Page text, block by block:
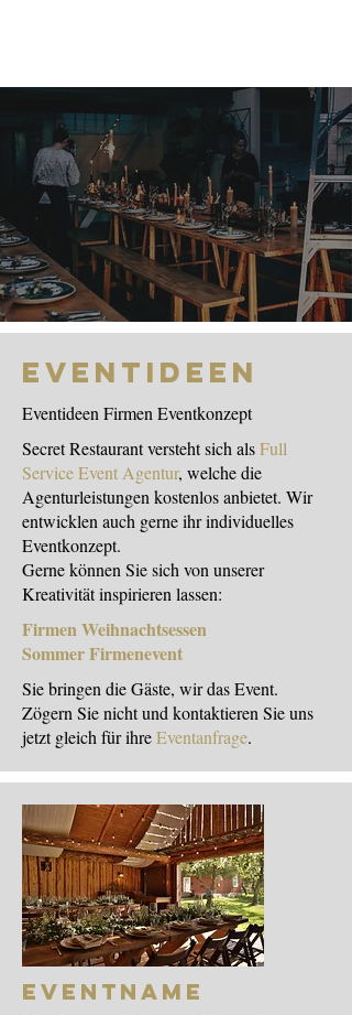
Eventideen
Eventideen Firmen Eventkonzept
Secret Restaurant versteht sich alsFull
Service Event Agentur, welche die
Agenturleistungen kostenlos anbietet. Wir
entwicklen auch gerne ihr individuelles
Eventkonzept.
Gerne können Sie sich von unserer
Kreativität inspirieren lassen:
Firmen Weihnachtsessen
Sommer Firmenevent
Sie bringen die Gäste, wir das Event.
Zögern Sie nicht und kontaktieren Sie uns
jetzt gleich für ihreEventanfrage.
Eventname